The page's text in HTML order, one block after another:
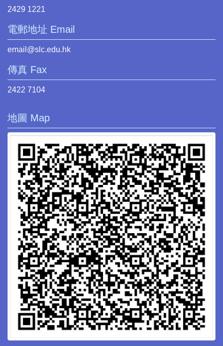
2429 1221
電郵地址 Email
email@slc.edu.hk
傳真 Fax
2422 7104
地圖 Map